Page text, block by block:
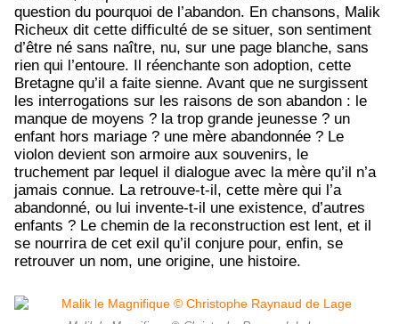
question du pourquoi de l’abandon. En chansons, Malik
Richeux dit cette difficulté de se situer, son sentiment
d’être né sans naître, nu, sur une page blanche, sans
rien qui l’entoure. Il réenchante son adoption, cette
Bretagne qu’il a faite sienne. Avant que ne surgissent
les interrogations sur les raisons de son abandon : le
manque de moyens ? la trop grande jeunesse ? un
enfant hors mariage ? une mère abandonnée ? Le
violon devient son armoire aux souvenirs, le
truchement par lequel il dialogue avec la mère qu’il n’a
jamais connue. La retrouve-t-il, cette mère qui l’a
abandonné, ou lui invente-t-il une existence, d’autres
enfants ? Le chemin de la reconstruction est lent, et il
se nourrira de cet exil qu’il conjure pour, enfin, se
retrouver un nom, une origine, une histoire.